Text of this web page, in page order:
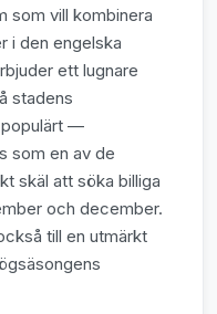
som vill kombinera
i den engelska
ett lugnare
stadens
populärt —
som en av de
skäl att söka billiga
och december.
till en utmärkt